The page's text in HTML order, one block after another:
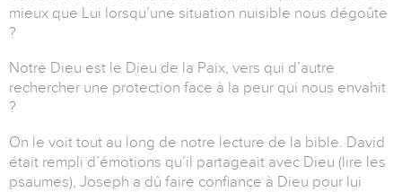
mieux que Lui lorsqu’une situation nuisible nous dégoûte
?
Notre Dieu est le Dieu de la Paix, vers qui d’autre
rechercher une protection face à la peur qui nous envahit
?
On le voit tout au long de notre lecture de la bible. David
était rempli d’émotions qu’il partageait avec Dieu (lire les
psaumes), Joseph a dû faire confiance à Dieu pour lui